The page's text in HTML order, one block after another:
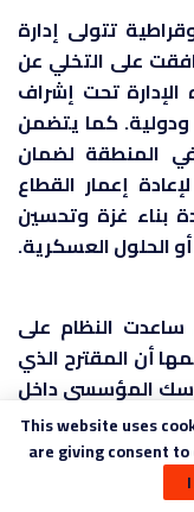
تتولى إدارة
على التخلي عن
تحت إشراف
ودولية. كما يتضمن
المنطقة لضمان
إعمار القطاع
بناء غزة وتحسين
الحلول العسكرية.
النظام على
أن المقترح الذي
المؤسسي داخل
منذ لحظة الإعلان
بأنها “تلاعب
This website uses
are giving consent